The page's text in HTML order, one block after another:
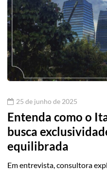
25 de junho de 2025
Entenda como o
busca
equilibrada
Em entrevista, consultora